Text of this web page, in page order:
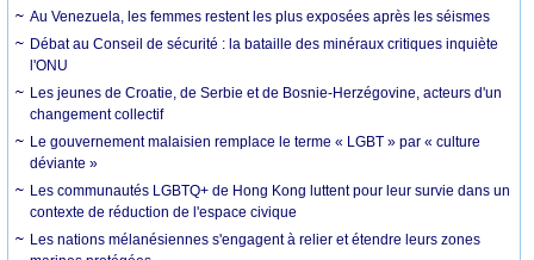
Au Venezuela, les femmes restent les plus exposées après les séismes
Débat au Conseil de sécurité : la bataille des minéraux critiques inquiète
l'ONU
Les jeunes de Croatie, de Serbie et de Bosnie-Herzégovine, acteurs d'un
changement collectif
Le gouvernement malaisien remplace le terme « LGBT » par « culture
déviante »
Les communautés LGBTQ+ de Hong Kong luttent pour leur survie dans un
contexte de réduction de l'espace civique
Les nations mélanésiennes s'engagent à relier et étendre leurs zones